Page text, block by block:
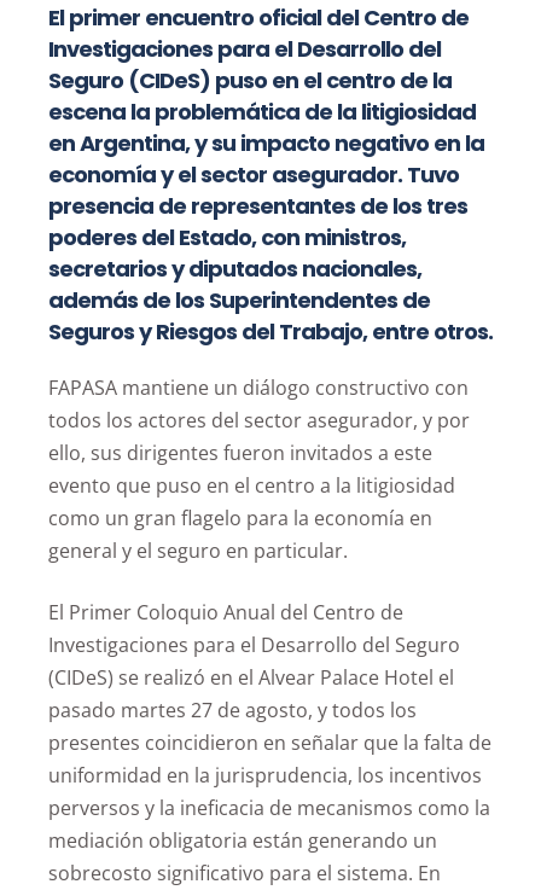
El primer encuentro oficial del Centro de
Investigaciones para el Desarrollo del
Seguro (CIDeS) puso en el centro de la
escena la problemática de la litigiosidad
en Argentina, y su impacto negativo en la
economía y el sector asegurador. Tuvo
presencia de representantes de los tres
poderes del Estado, con ministros,
secretarios y diputados nacionales,
además de los Superintendentes de
Seguros y Riesgos del Trabajo, entre otros.
FAPASA mantiene un diálogo constructivo con
todos los actores del sector asegurador, y por
ello, sus dirigentes fueron invitados a este
evento que puso en el centro a la litigiosidad
como un gran flagelo para la economía en
general y el seguro en particular.
El Primer Coloquio Anual del Centro de
Investigaciones para el Desarrollo del Seguro
(CIDeS) se realizó en el Alvear Palace Hotel el
pasado martes 27 de agosto, y todos los
presentes coincidieron en señalar que la falta de
uniformidad en la jurisprudencia, los incentivos
perversos y la ineficacia de mecanismos como la
mediación obligatoria están generando un
sobrecosto significativo para el sistema. En